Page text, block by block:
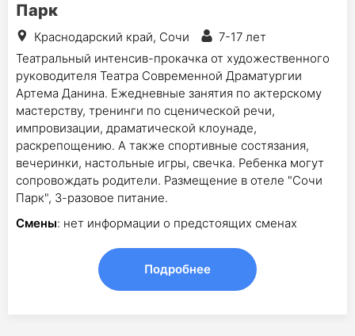
Парк
Краснодарский край, Сочи
7-17 лет
Театральный интенсив-прокачка от художественного
руководителя Театра Современной Драматургии
Артема Данина. Ежедневные занятия по актерскому
мастерству, тренинги по сценической речи,
импровизации, драматической клоунаде,
раскрепощению. А также спортивные состязания,
вечеринки, настольные игры, свечка. Ребенка могут
сопровождать родители. Размещение в отеле "Сочи
Парк", 3-разовое питание.
Смены: нет информации о предстоящих сменах
Подробнее